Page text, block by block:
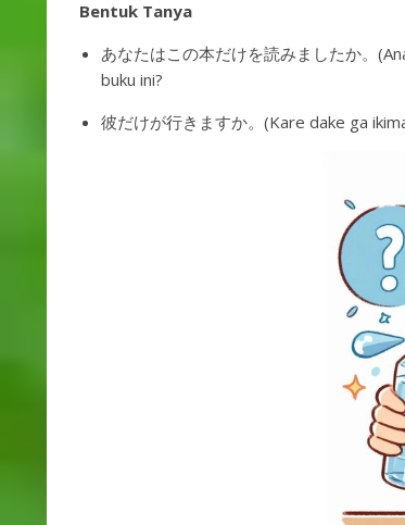
Bentuk Tanya
あなたはこの本だけを読みましたか。
buku ini?
彼だけが行きますか。(Kare dake ga